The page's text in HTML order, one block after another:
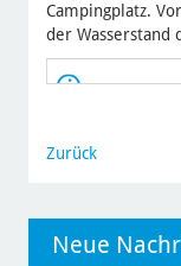
Campingplatz.
der Wasserstand
Zurück
Neue